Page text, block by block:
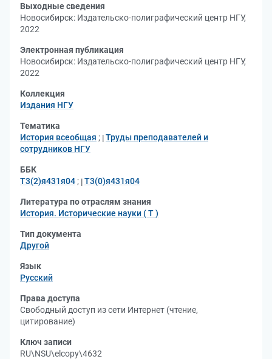
Выходные сведения
Новосибирск: Издательско-полиграфический центр НГУ,
2022
Электронная публикация
Новосибирск: Издательско-полиграфический центр НГУ,
2022
Коллекция
Издания НГУ
Тематика
История всеобщая ; Труды преподавателей и
сотрудников НГУ
ББК
Т3(2)я431я04 ; Т3(0)я431я04
Литература по отраслям знания
История. Исторические науки ( Т )
Тип документа
Другой
Язык
Русский
Права доступа
Свободный доступ из сети Интернет (чтение,
цитирование)
Ключ записи
RU\NSU\elcopy\4632